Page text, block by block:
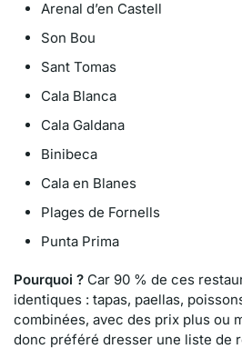
Arenal d’en Castell
Son Bou
Sant Tomas
Cala Blanca
Cala Galdana
Binibeca
Cala en Blanes
Plages de Fornells
Punta Prima
Pourquoi ? Car 90 % de ces
identiques : tapas, paellas,
combinées, avec des prix plus ou
donc préféré dresser une liste de